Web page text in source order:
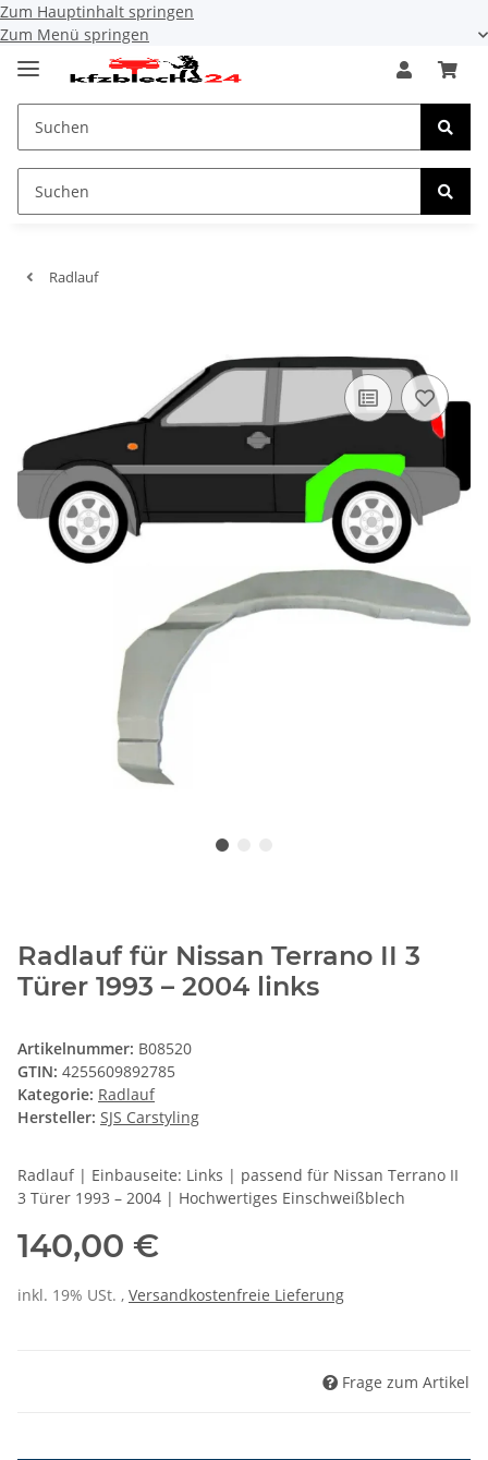
Zum Hauptinhalt springen
Zum Menü springen
Radlauf
Radlauf für Nissan Terrano II 3
Türer 1993 – 2004 links
Artikelnummer: B08520
GTIN: 4255609892785
Kategorie: Radlauf
Hersteller: SJS Carstyling
Radlauf | Einbauseite: Links | passend für Nissan Terrano II
3 Türer 1993 – 2004 | Hochwertiges Einschweißblech
140,00 €
inkl. 19% USt. , Versandkostenfreie Lieferung
Frage zum Artikel